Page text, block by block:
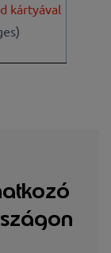
kártyával